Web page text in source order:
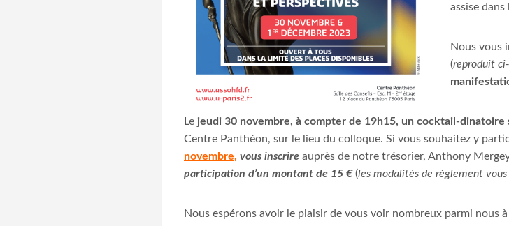
assise
Nous vous
(reproduit
Le jeudi 30 novembre, à compter de 19h15, un cocktail-dinatoire
Centre Panthéon, sur le lieu du colloque. Si vous souhaitez y
novembre, vous inscrire auprès de notre trésorier, Anthony
participation d’un montant de 15 €(les modalités de règlement
Nous espérons avoir le plaisir de vous voir nombreux parmi nous à